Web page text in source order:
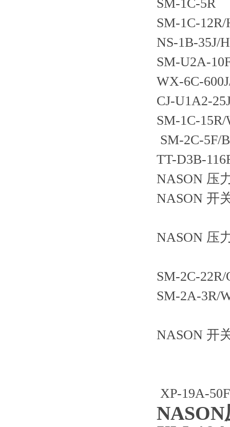
SM-1C-5R
SM-1C-12R/
NS-1B-35J/
SM-U2A-
WX-6C-
CJ-U1A2-
SM-1C-
SM-2C-5F/
TT-D3B-
NASON 压
NASON 开
NASON 压
SM-2C-22R/
SM-2A-3R/
NASON 开
XP-19A-
NASON